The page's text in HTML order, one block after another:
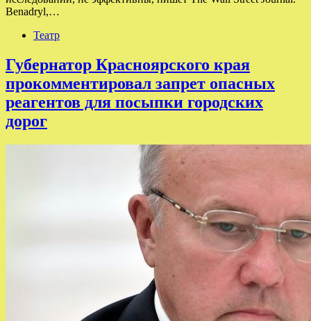
Benadryl,…
Театр
Губернатор Красноярского края
прокомментировал запрет опасных
реагентов для посыпки городских
дорог